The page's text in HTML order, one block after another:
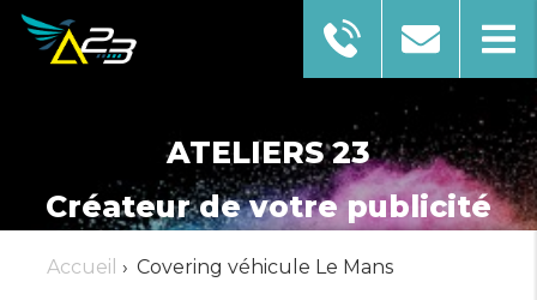
ATELIERS 23
Créateur de votre publicité
Accueil › Covering véhicule Le Mans